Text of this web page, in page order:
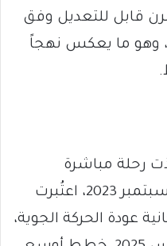
قابل للتعديل وفق
وهو ما يعكس نهجاً
رحلة مباشرة
محدودة إلى بورتسودان في سبتمبر 2023، اعتُبرت
عودة الحركة الجوية،